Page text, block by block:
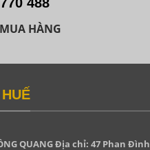
HÀNG
QUANGĐịa chỉ: 47 Phan Đình